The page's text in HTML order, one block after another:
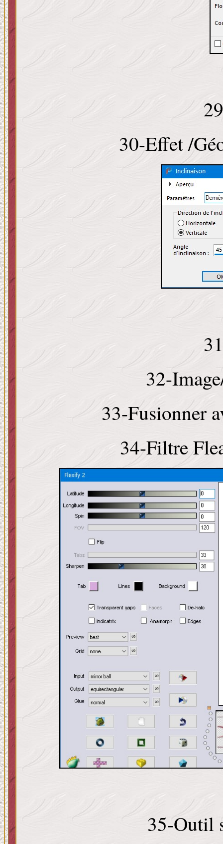
30-Effet /
32-
33-Fusionner
34-Filtre
35-Outil